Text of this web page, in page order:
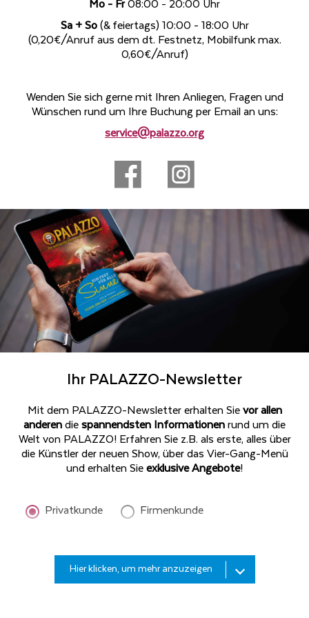
Mo - Fr08:00 - 20:00 Uhr
Sa + So(& feiertags) 10:00 - 18:00 Uhr
(0,20€/Anruf aus dem dt. Festnetz, Mobilfunk max.
0,60€/Anruf)
Wenden Sie sich gerne mit Ihren Anliegen, Fragen und
Wünschen rund um Ihre Buchung per Email an uns:
service@palazzo.org
Ihr PALAZZO-Newsletter
Mit dem PALAZZO-Newsletter erhalten Sievor allen
anderendiespannendsten Informationenrund um die
Welt von PALAZZO! Erfahren Sie z.B. als erste, alles über
die Künstler der neuen Show, über das Vier-Gang-Menü
und erhalten Sieexklusive Angebote!
Privatkunde Firmenkunde
Hier klicken, um mehr anzuzeigen